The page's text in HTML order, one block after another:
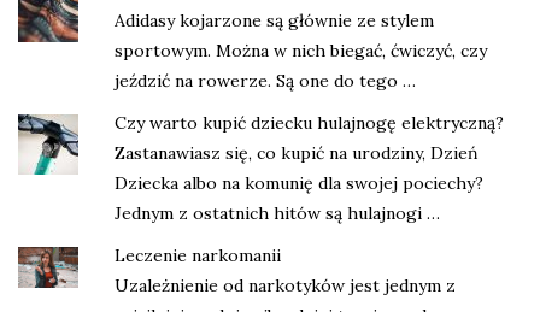
Adidasy kojarzone są głównie ze stylem
sportowym. Można w nich biegać, ćwiczyć, czy
jeździć na rowerze. Są one do tego …
Czy warto kupić dziecku hulajnogę elektryczną?
Zastanawiasz się, co kupić na urodziny, Dzień
Dziecka albo na komunię dla swojej pociechy?
Jednym z ostatnich hitów są hulajnogi …
Leczenie narkomanii
Uzależnienie od narkotyków jest jednym z